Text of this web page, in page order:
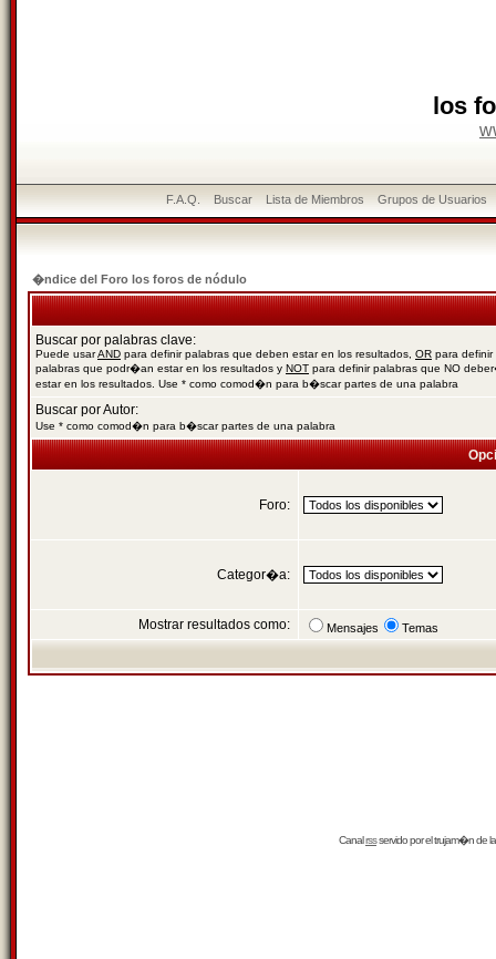
los
F.A.Q. Buscar Lista de Miembros Grupos de Usuarios
�ndice del Foro los foros de nódulo
Buscar por palabras clave:
Puede usarAND para definir palabras que deben estar en los resultados, OR para definir
palabras que podr�an estar en los resultados y NOT para definir palabras que NO
estar en los resultados. Use * como comod�n para b�scar partes de una palabra
Buscar por Autor:
Use * como comod�n para b�scar partes de una palabra
Foro:
Categor�a:
Mostrar resultados como: Mensajes Temas
Canalrssservido por eltrujam�nde